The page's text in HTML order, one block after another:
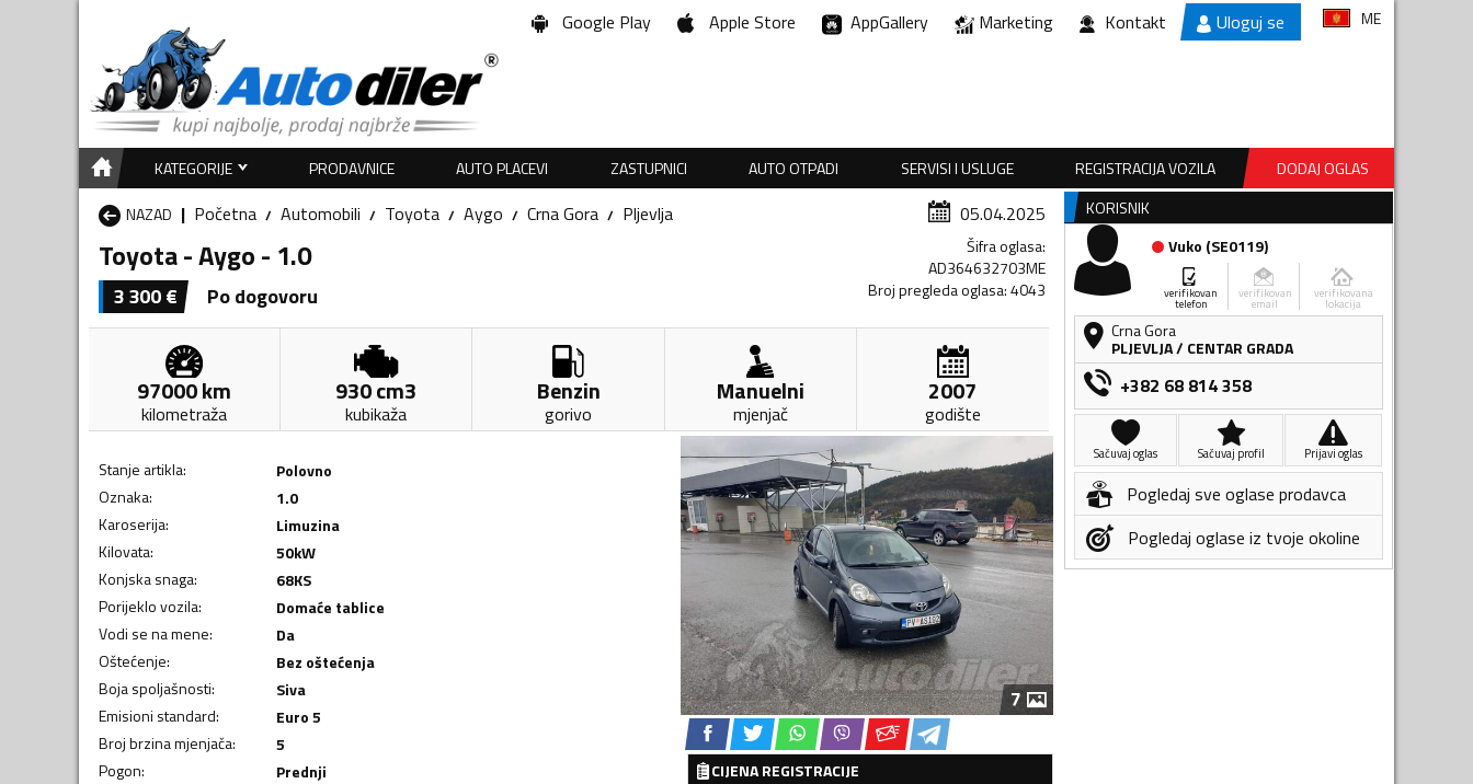
Google Play Apple Store AppGallery Marketing Kontakt Uloguj se ME
KATEGORIJE PRODAVNICE AUTO PLACEVI ZASTUPNICI AUTO OTPADI SERVISI I USLUGE REGISTRACIJA VOZILA
DODAJ OGLAS
NAZAD
Početna Automobili Toyota Aygo Crna Gora Pljevlja 05.04.2025
Toyota - Aygo - 1.0
3 300€ Po dogovoru
Šifra oglasa:
AD364632703ME
Broj pregleda oglasa:4043
97000km
kilometraža
930cm3
kubikaža
Benzin
gorivo
Manuelni
mjenjač
2007
godište
Stanje artikla:
Polovno
Oznaka:
1.0
Karoserija:
Limuzina
Kilovata: 50kW
Konjska snaga: 68KS
Porijeklo vozila:
Domaće tablice
Vodi se na mene:
Da
Oštećenje:
Bez oštećenja
Boja spoljašnosti:
Siva
Emisioni standard:
Euro 5
Broj brzina mjenjača:
5
Pogon:
Prednji
7
CIJENA REGISTRACIJE
KORISNIK
Vuko (SE0119)
verifikovan
telefon
verifikovan
email
verifikovana
lokacija
Crna Gora
PLJEVLJA/ CENTAR GRADA
+382 68 814 358
Sačuvaj oglas Sačuvaj profil Prijavi oglas
Pogledaj sve oglase prodavca
Pogledaj oglase iz tvoje okoline